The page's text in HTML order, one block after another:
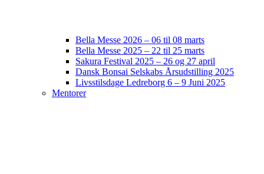
Bella Messe 2026 – 06 til 08 marts
Bella Messe 2025 – 22 til 25 marts
Sakura Festival 2025 – 26 og 27 april
Dansk Bonsai Selskabs Årsudstilling 2025
Livsstilsdage Ledreborg 6 – 9 Juni 2025
Mentorer